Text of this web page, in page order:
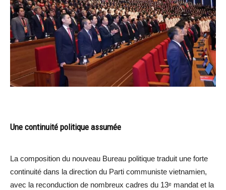
Une continuité politique assumée
La composition du nouveau Bureau politique traduit une forte
continuité dans la direction du Parti communiste vietnamien,
avec la reconduction de nombreux cadres du 13ᵉ mandat et la